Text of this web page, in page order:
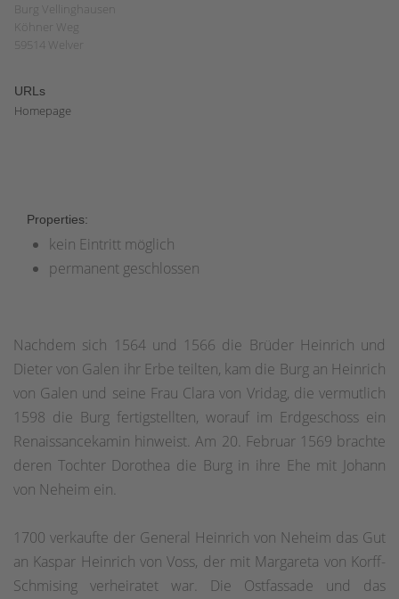
Burg Vellinghausen
Köhner Weg
59514 Welver
URLs
Homepage
Properties:
kein Eintritt möglich
permanent geschlossen
Nachdem sich 1564 und 1566 die Brüder Heinrich und
Dieter von Galen ihr Erbe teilten, kam die Burg an Heinrich
von Galen und seine Frau Clara von Vridag, die vermutlich
1598 die Burg fertigstellten, worauf im Erdgeschoss ein
Renaissancekamin hinweist. Am 20. Februar 1569 brachte
deren Tochter Dorothea die Burg in ihre Ehe mit Johann
von Neheim ein.
1700 verkaufte der General Heinrich von Neheim das Gut
an Kaspar Heinrich von Voss, der mit Margareta von Korff-
Schmising verheiratet war. Die Ostfassade und das